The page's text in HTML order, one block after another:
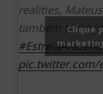
realities,
também tá no
pic.twitter.com/
Clique